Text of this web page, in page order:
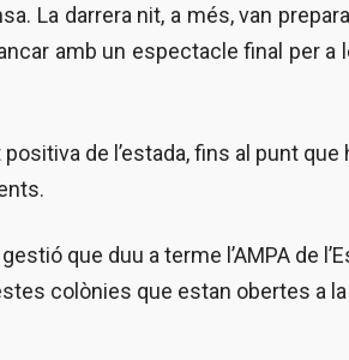
La darrera nit, a més, van
amb un espectacle final per a
de l’estada, fins al punt que
que duu a terme l’AMPA de
colònies que estan obertes a